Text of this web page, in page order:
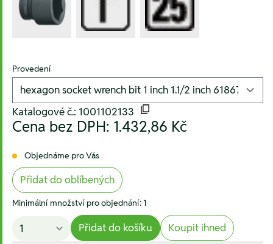
Provedení
Katalogové č.: 1001102133
Cena bez DPH: 1.432,86 Kč
Objednáme pro Vás
Přidat do oblíbených
Minimální množství pro objednání: 1
Přidat do košíku Koupit ihned